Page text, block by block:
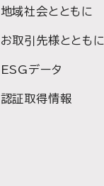
地域社会とともに
お取引先様とともに
ESGデータ
認証取得情報